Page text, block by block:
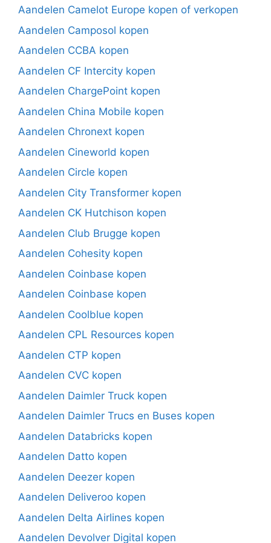
Aandelen Camelot Europe kopen of verkopen
Aandelen Camposol kopen
Aandelen CCBA kopen
Aandelen CF Intercity kopen
Aandelen ChargePoint kopen
Aandelen China Mobile kopen
Aandelen Chronext kopen
Aandelen Cineworld kopen
Aandelen Circle kopen
Aandelen City Transformer kopen
Aandelen CK Hutchison kopen
Aandelen Club Brugge kopen
Aandelen Cohesity kopen
Aandelen Coinbase kopen
Aandelen Coinbase kopen
Aandelen Coolblue kopen
Aandelen CPL Resources kopen
Aandelen CTP kopen
Aandelen CVC kopen
Aandelen Daimler Truck kopen
Aandelen Daimler Trucs en Buses kopen
Aandelen Databricks kopen
Aandelen Datto kopen
Aandelen Deezer kopen
Aandelen Deliveroo kopen
Aandelen Delta Airlines kopen
Aandelen Devolver Digital kopen